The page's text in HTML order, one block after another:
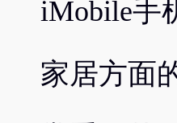
iMobile手
家居方面